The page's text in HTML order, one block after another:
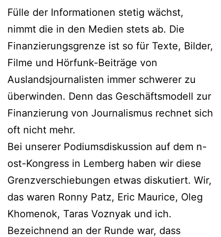
Fülle der Informationen stetig wächst,
nimmt die in den Medien stets ab. Die
Finanzierungsgrenze ist so für Texte, Bilder,
Filme und Hörfunk-Beiträge von
Auslandsjournalisten immer schwerer zu
überwinden. Denn das Geschäftsmodell zur
Finanzierung von Journalismus rechnet sich
oft nicht mehr.
Bei unserer Podiumsdiskussion auf dem n-
ost-Kongress in Lemberg haben wir diese
Grenzverschiebungen etwas diskutiert. Wir,
das waren Ronny Patz, Eric Maurice, Oleg
Khomenok, Taras Voznyak und ich.
Bezeichnend an der Runde war, dass